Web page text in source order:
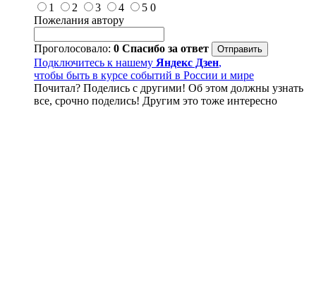
1
2 3 4 5 0
Пожелания автору
Проголосовало: 0 Спасибо за ответ
Подключитесь к нашему Яндекс Дзен,
чтобы быть в курсе событий в России и мире
Почитал? Поделись с другими! Об этом должны узнать
все, срочно поделись! Другим это тоже интересно